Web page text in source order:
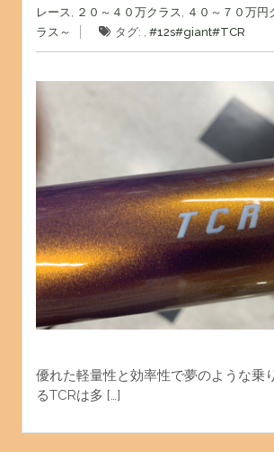
レース
２０～４０万クラス ４０～７０万円
ラス～
タグ: , #12s#giant#TCR
優れた軽量性と効率性で夢のような乗
るTCRは多 […]